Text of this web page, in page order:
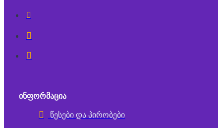
ᲘᲜᲤᲝᲠᲛᲐᲪᲘᲐ
წესები და პირობები